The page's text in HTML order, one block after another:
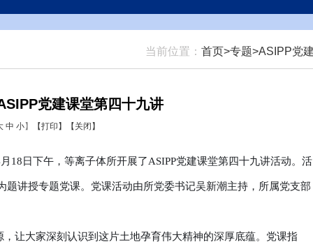
当前位置： 首页>专题>ASIPP党
党建课堂第四十九讲
中 小】 【打印】 【关闭】
18日下午，等离子体所开展了ASIPP党建课堂第四十九讲活动。活
讲授专题党课。党课活动由所党委书记吴新潮主持，所属党支部
让大家深刻认识到这片土地孕育伟大精神的深厚底蕴。党课指